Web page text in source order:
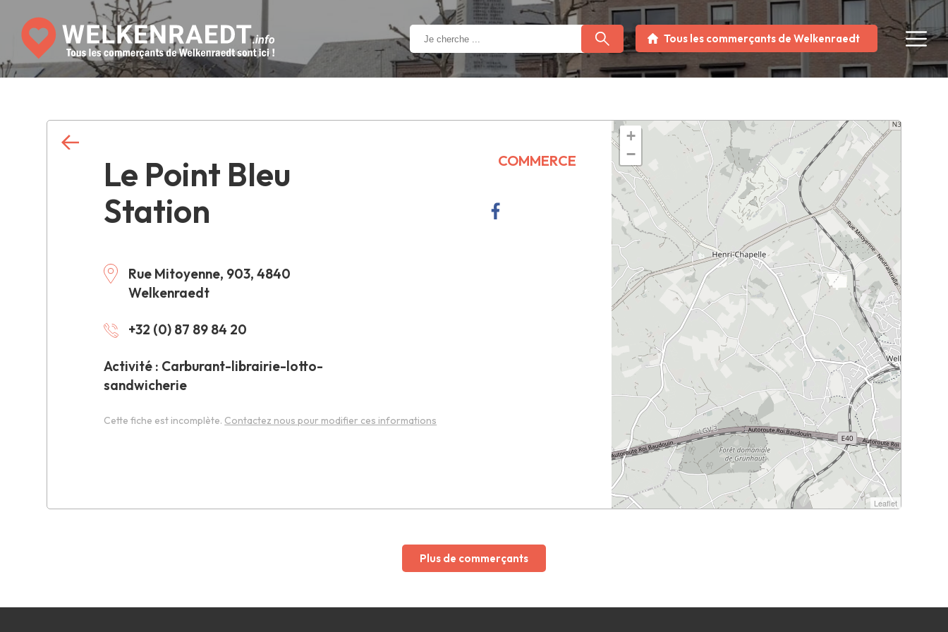
Tous les commerçants de Welkenraedt
Le Point Bleu
Station
Rue Mitoyenne, 903, 4840
Welkenraedt
+32 (0) 87 89 84 20
Activité : Carburant-librairie-lotto-
sandwicherie
COMMERCE
Cette fiche est incomplète. Contactez nous pour modifier ces informations
+
−
Leaflet
Plus de commerçants